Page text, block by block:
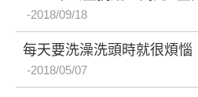
2018/09/18
每天要洗澡洗頭時就很煩惱
2018/05/07